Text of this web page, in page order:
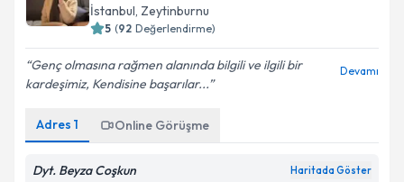
İstanbul, Zeytinburnu
5 (92 Değerlendirme)
Genç olmasına rağmen alanında bilgili ve ilgili bir
kardeşimiz, Kendisine başarılar...
Devamı
Adres 1 Online Görüşme
Dyt. Beyza Coşkun Haritada Göster